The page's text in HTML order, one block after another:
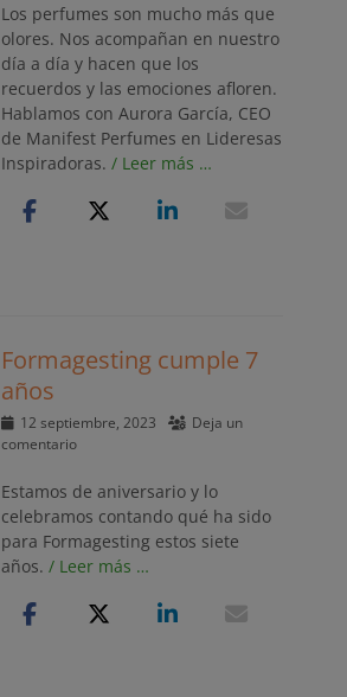
Los perfumes son mucho más que
olores. Nos acompañan en nuestro
día a día y hacen que los
recuerdos y las emociones afloren.
Hablamos con Aurora García, CEO
de Manifest Perfumes en Lideresas
Inspiradoras. / Leer más …
Formagesting cumple 7
años
Publicado
el
12 septiembre, 2023
Deja un
comentario
Estamos de aniversario y lo
celebramos contando qué ha sido
para Formagesting estos siete
años. / Leer más …